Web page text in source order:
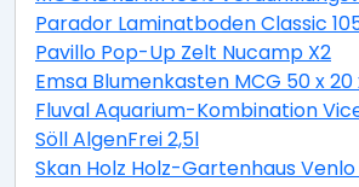
Parador Laminatboden Classic
Pavillo Pop-Up Zelt Nucamp X2
Emsa Blumenkasten MCG 50 x 20
Fluval Aquarium-Kombination
Söll AlgenFrei 2,5l
Skan Holz Holz-Gartenhaus